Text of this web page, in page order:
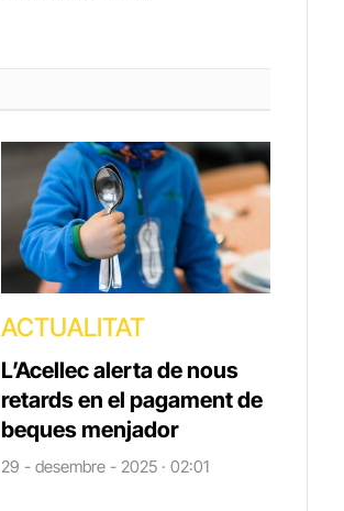
ACTUALITAT
L’Acellec alerta de nous
retards en el pagament de
beques menjador
29 - desembre - 2025 · 02:01